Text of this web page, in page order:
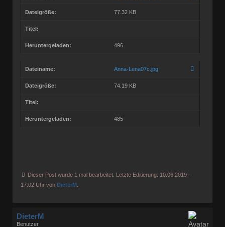
Dateigröße: 77.32 KB
Titel:
Heruntergeladen: 496
Dateiname: Anna-Lena07c.jpg
Dateigröße: 74.19 KB
Titel:
Heruntergeladen: 485
Dieser Post wurde 1 mal bearbeitet. Letzte Editierung: 10.06.2019 -
17:02 Uhr von DieterM
DieterM
Benutzer